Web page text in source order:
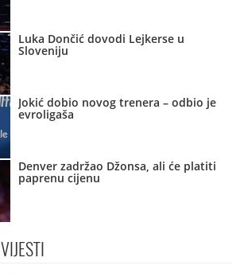
Luka Dončić dovodi Lejkerse u
Sloveniju
Jokić dobio novog trenera – odbio je
evroligaša
Denver zadržao Džonsa, ali će platiti
paprenu cijenu
VIJESTI